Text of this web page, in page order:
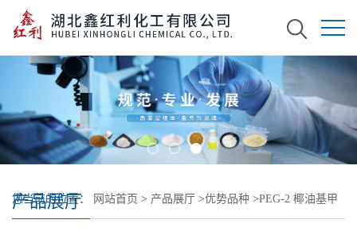
产品展厅
您当前的位置： 网站首页 > 产品展厅 >优势品种 >PEG-2 椰油基甲